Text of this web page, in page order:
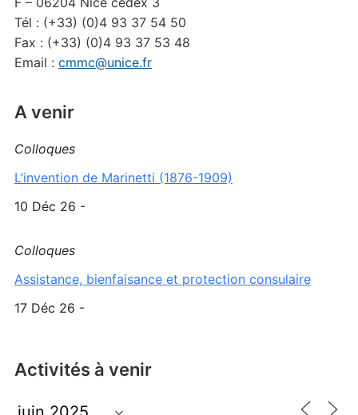
Tél : (+33) (0)4 93 37 54 50
Fax : (+33) (0)4 93 37 53 48
Email : cmmc@unice.fr
A venir
Colloques
L’invention de Marinetti (1876-1909)
10 Déc 26 -
Colloques
Assistance, bienfaisance et protection consulaire
17 Déc 26 -
Activités à venir